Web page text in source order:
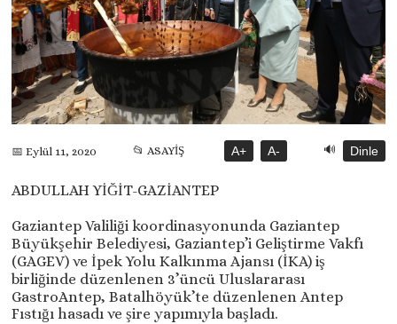
📅 Eylül 11, 2020 📂 ASAYİŞ A+ A- 🔊 Dinle
ABDULLAH YİĞİT-GAZİANTEP
Gaziantep Valiliği koordinasyonunda Gaziantep
Büyükşehir Belediyesi, Gaziantep’i Geliştirme Vakfı
(GAGEV) ve İpek Yolu Kalkınma Ajansı (İKA) iş
birliğinde düzenlenen 3’üncü Uluslararası
GastroAntep, Batalhöyük’te düzenlenen Antep
Fıstığı hasadı ve şire yapımıyla başladı.